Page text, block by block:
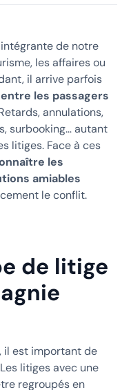
de notre
les affaires ou
il arrive parfois
entre les passagers
annulations,
surbooking… autant
litiges. Face à ces
les
amiables
le conflit.
de litige
il est important de
litiges avec une
regroupés en